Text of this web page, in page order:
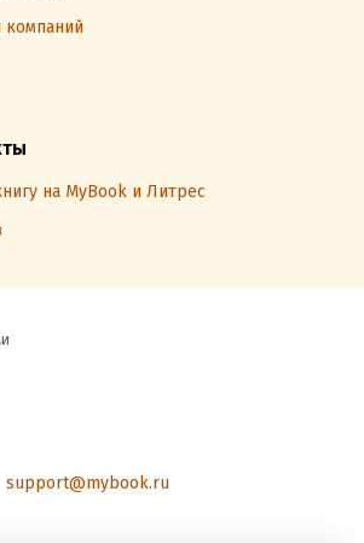
компаний
на MyBook и Литрес
support@mybook.ru